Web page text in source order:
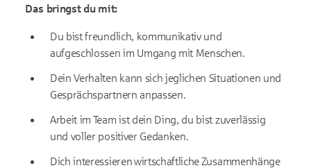
Das bringst du mit:
Du bist freundlich, kommunikativ und
aufgeschlossen im Umgang mit Menschen.
Dein Verhalten kann sich jeglichen Situationen und
Gesprächspartnern anpassen.
Arbeit im Team ist dein Ding, du bist zuverlässig
und voller positiver Gedanken.
Dich interessieren wirtschaftliche Zusammenhänge